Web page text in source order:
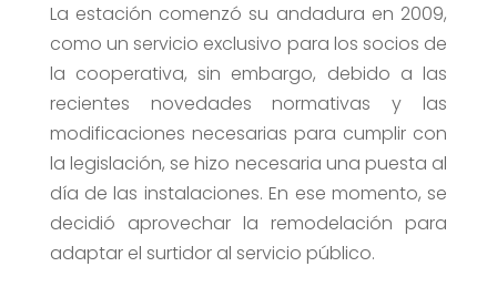
La estación comenzó su andadura en 2009,
como un servicio exclusivo para los socios de
la cooperativa, sin embargo, debido a las
recientes novedades normativas y las
modificaciones necesarias para cumplir con
la legislación, se hizo necesaria una puesta al
día de las instalaciones. En ese momento, se
decidió aprovechar la remodelación para
adaptar el surtidor al servicio público.